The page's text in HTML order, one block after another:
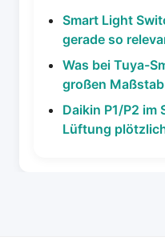
Smart Light
gerade so
Was bei Tuya-
großen
Daikin P1/P2 im
Lüftung